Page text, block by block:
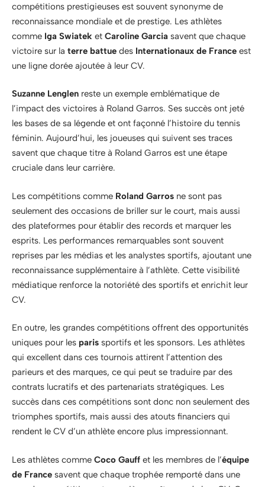
compétitions prestigieuses est souvent synonyme de
reconnaissance mondiale et de prestige. Les athlètes
comme Iga Swiatek et Caroline Garcia savent que chaque
victoire sur la terre battue des Internationaux de France est
une ligne dorée ajoutée à leur CV.
Suzanne Lenglen reste un exemple emblématique de
l’impact des victoires à Roland Garros. Ses succès ont jeté
les bases de sa légende et ont façonné l’histoire du tennis
féminin. Aujourd’hui, les joueuses qui suivent ses traces
savent que chaque titre à Roland Garros est une étape
cruciale dans leur carrière.
Les compétitions comme Roland Garros ne sont pas
seulement des occasions de briller sur le court, mais aussi
des plateformes pour établir des records et marquer les
esprits. Les performances remarquables sont souvent
reprises par les médias et les analystes sportifs, ajoutant une
reconnaissance supplémentaire à l’athlète. Cette visibilité
médiatique renforce la notoriété des sportifs et enrichit leur
CV.
En outre, les grandes compétitions offrent des opportunités
uniques pour les paris sportifs et les sponsors. Les athlètes
qui excellent dans ces tournois attirent l’attention des
parieurs et des marques, ce qui peut se traduire par des
contrats lucratifs et des partenariats stratégiques. Les
succès dans ces compétitions sont donc non seulement des
triomphes sportifs, mais aussi des atouts financiers qui
rendent le CV d’un athlète encore plus impressionnant.
Les athlètes comme Coco Gauff et les membres de l’équipe
de France savent que chaque trophée remporté dans une